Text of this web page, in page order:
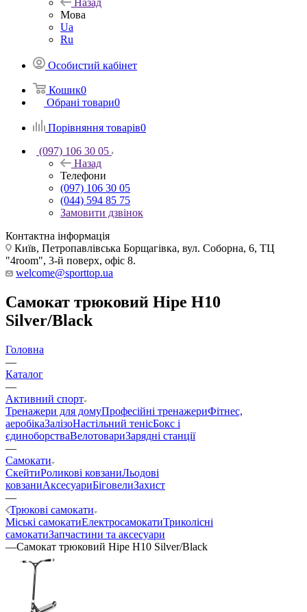
Назад
Мова
Ua
Ru
Особистий кабінет
Кошик0
Обрані товари0
Порівняння товарів0
(097) 106 30 05
Назад
Телефони
(097) 106 30 05
(044) 594 85 75
Замовити дзвінок
Контактна інформація
Київ, Петропавлівська Борщагівка, вул. Соборна, 6, ТЦ
"4room", 3-й поверх, офіс 8.
welcome@sporttop.ua
Самокат трюковий Hipe H10
Silver/Black
Головна
—
Каталог
—
Активний спорт
Тренажери для домуПрофесійні тренажериФітнес,
аеробікаЗалізоНастільний тенісБокс і
єдиноборстваВелотовариЗарядні станції
—
Самокати
СкейтиРоликові ковзаниЛьодові
ковзаниАксесуариБіговелиЗахист
—
Трюкові самокати
Міські самокатиЕлектросамокатиТриколісні
самокатиЗапчастини та аксесуари
—Самокат трюковий Hipe H10 Silver/Black